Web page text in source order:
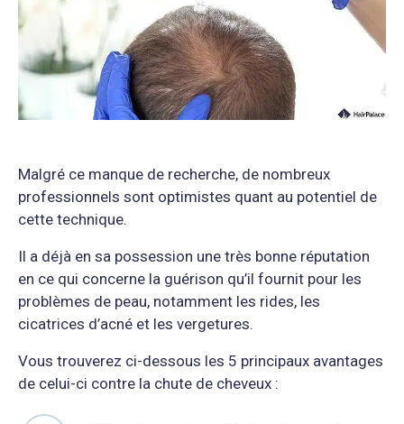
Malgré ce manque de recherche, de nombreux
professionnels sont optimistes quant au potentiel de
cette technique.
Il a déjà en sa possession une très bonne réputation
en ce qui concerne la guérison qu’il fournit pour les
problèmes de peau, notamment les rides, les
cicatrices d’acné et les vergetures.
Vous trouverez ci-dessous les 5 principaux avantages
de celui-ci contre la chute de cheveux :